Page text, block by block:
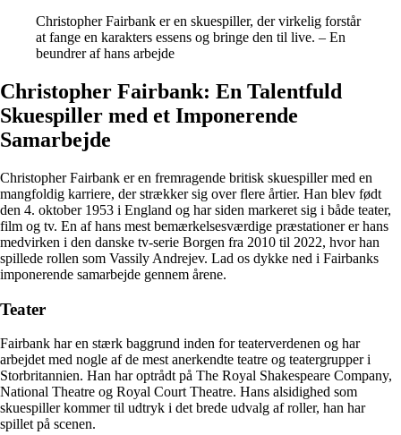
Christopher Fairbank er en skuespiller, der virkelig forstår
at fange en karakters essens og bringe den til live. – En
beundrer af hans arbejde
Christopher Fairbank: En Talentfuld
Skuespiller med et Imponerende
Samarbejde
Christopher Fairbank er en fremragende britisk skuespiller med en
mangfoldig karriere, der strækker sig over flere årtier. Han blev født
den 4. oktober 1953 i England og har siden markeret sig i både teater,
film og tv. En af hans mest bemærkelsesværdige præstationer er hans
medvirken i den danske tv-serie Borgen fra 2010 til 2022, hvor han
spillede rollen som Vassily Andrejev. Lad os dykke ned i Fairbanks
imponerende samarbejde gennem årene.
Teater
Fairbank har en stærk baggrund inden for teaterverdenen og har
arbejdet med nogle af de mest anerkendte teatre og teatergrupper i
Storbritannien. Han har optrådt på The Royal Shakespeare Company,
National Theatre og Royal Court Theatre. Hans alsidighed som
skuespiller kommer til udtryk i det brede udvalg af roller, han har
spillet på scenen.